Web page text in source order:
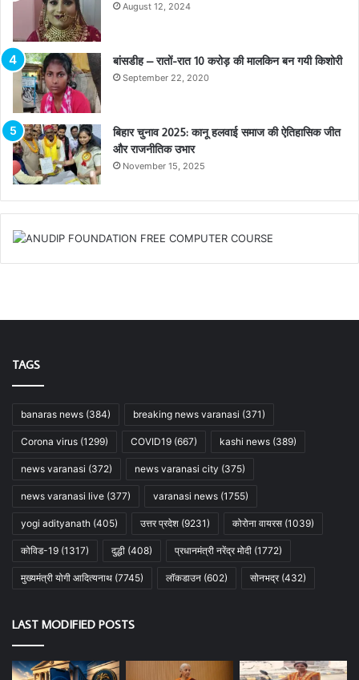
August 12, 2024
बांसडीह – रातों-रात 10 करोड़ की मालकिन बन गयी किशोरी
September 22, 2020
बिहार चुनाव 2025: कानू हलवाई समाज की ऐतिहासिक जीत
और राजनीतिक उभार
November 15, 2025
TAGS
banaras news (384) breaking news varanasi (371)
Corona virus (1299) COVID19 (667) kashi news (389)
news varanasi (372) news varanasi city (375)
news varanasi live (377) varanasi news (1755)
yogi adityanath (405) उत्तर प्रदेश (9231) कोरोना वायरस (1039)
कोविड-19 (1317) दुद्धी (408) प्रधानमंत्री नरेंद्र मोदी (1772)
मुख्यमंत्री योगी आदित्यनाथ (7745) लॉकडाउन (602) सोनभद्र(432)
LAST MODIFIED POSTS